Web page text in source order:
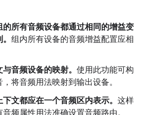
的所有音频设备都通过相同的增益变
组内所有设备的音频增益配置应相
音频设备的映射。 使用此功能可构
将音频用法映射到输出设备。
文都应在一个音频区内表示。 这样
频属性用法准确设置音频路由。